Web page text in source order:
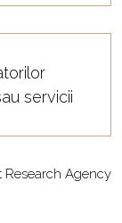
servicii
Agency